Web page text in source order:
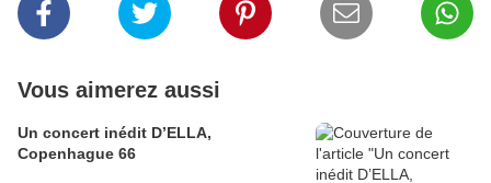
Vous aimerez aussi
Un concert inédit D’ELLA,
Copenhague 66